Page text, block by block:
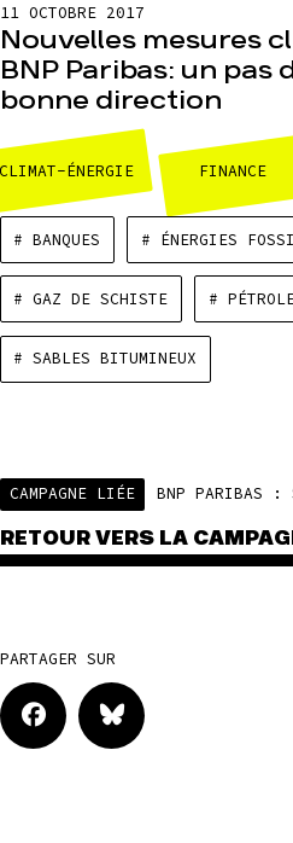
11 OCTOBRE 2017
Nouvelles mesures
BNP Paribas: un pas
bonne direction
ÉNERGIE FINANCE
# BANQUES # ÉNERGIES
# GAZ DE SCHISTE #
# SABLES BITUMINEUX
CAMPAGNE LIÉE
RETOUR VERS LA
PARTAGER SUR